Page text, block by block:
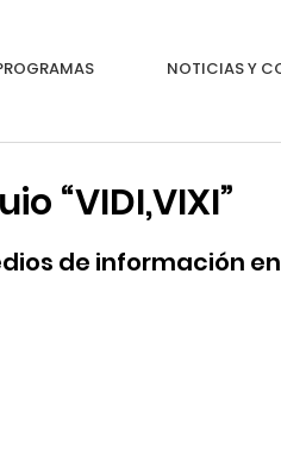
NOTICIAS Y
“VIDI,VIXI”
de información